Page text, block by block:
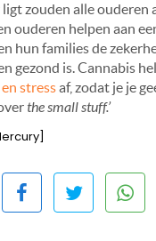
zouden alle ouderen
ouderen helpen aan
hun families de
gezond is. Cannabis
stressaf, zodat je je
the small stuff.’